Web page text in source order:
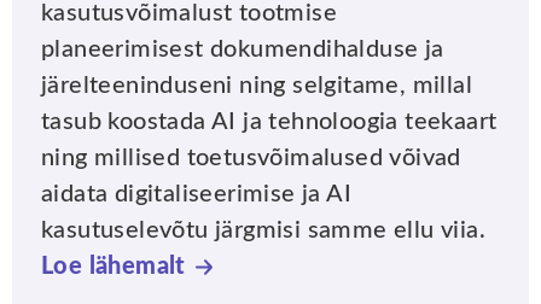
kasutusvõimalust tootmise
planeerimisest dokumendihalduse ja
järelteeninduseni ning selgitame, millal
tasub koostada AI ja tehnoloogia teekaart
ning millised toetusvõimalused võivad
aidata digitaliseerimise ja AI
kasutuselevõtu järgmisi samme ellu viia.
Loe lähemalt